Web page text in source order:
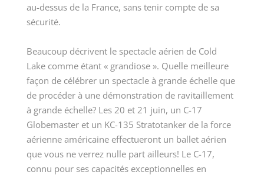
au-dessus de la France, sans tenir compte de sa
sécurité.
Beaucoup décrivent le spectacle aérien de Cold
Lake comme étant « grandiose ». Quelle meilleure
façon de célébrer un spectacle à grande échelle que
de procéder à une démonstration de ravitaillement
à grande échelle? Les 20 et 21 juin, un C-17
Globemaster et un KC-135 Stratotanker de la force
aérienne américaine effectueront un ballet aérien
que vous ne verrez nulle part ailleurs! Le C-17,
connu pour ses capacités exceptionnelles en